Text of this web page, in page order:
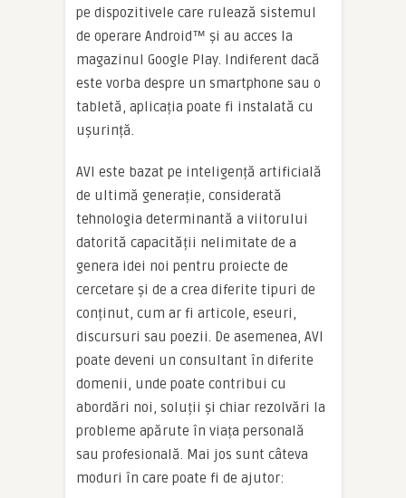
pe dispozitivele care rulează sistemul
de operare Android™ și au acces la
magazinul Google Play. Indiferent dacă
este vorba despre un smartphone sau o
tabletă, aplicația poate fi instalată cu
ușurință.
AVI este bazat pe inteligență artificială
de ultimă generație, considerată
tehnologia determinantă a viitorului
datorită capacității nelimitate de a
genera idei noi pentru proiecte de
cercetare și de a crea diferite tipuri de
conținut, cum ar fi articole, eseuri,
discursuri sau poezii. De asemenea, AVI
poate deveni un consultant în diferite
domenii, unde poate contribui cu
abordări noi, soluții și chiar rezolvări la
probleme apărute în viața personală
sau profesională. Mai jos sunt câteva
moduri în care poate fi de ajutor: